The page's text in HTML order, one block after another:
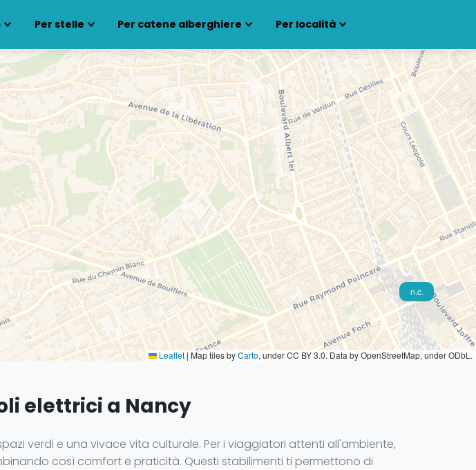
Per stelle Per catene alberghiere Per località
n.c.
Leaflet |Map tiles byCarto, under CC BY 3.0. Data by OpenStreetMap, under ODbL.
elettrici a Nancy
verdi e una vivace vita culturale. Per i viaggiatori attenti all'ambiente,
così comfort e praticità. Questi stabilimenti ti permettono di